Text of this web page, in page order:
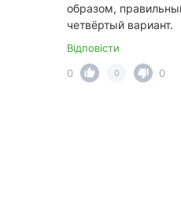
образом,
четвёртый вариант.
Відповісти
0
0 0